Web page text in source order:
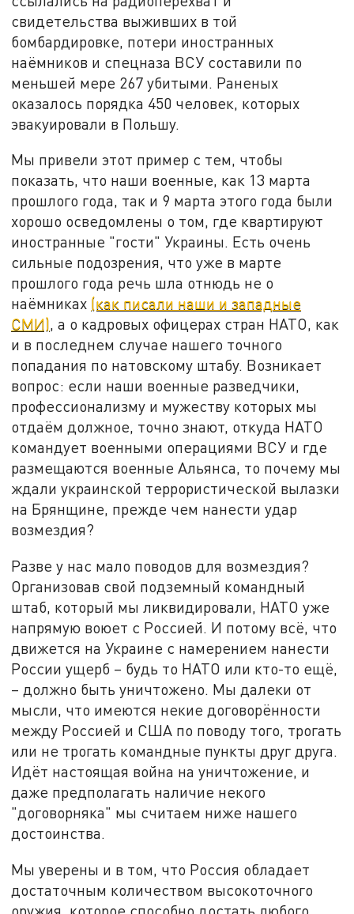
свидетельства выживших в той
бомбардировке, потери иностранных
наёмников и спецназа ВСУ составили по
меньшей мере 267 убитыми. Раненых
оказалось порядка 450 человек, которых
эвакуировали в Польшу.
Мы привели этот пример с тем, чтобы
показать, что наши военные, как 13 марта
прошлого года, так и 9 марта этого года были
хорошо осведомлены о том, где квартируют
иностранные "гости" Украины. Есть очень
сильные подозрения, что уже в марте
прошлого года речь шла отнюдь не о
наёмниках (как писали наши и западные
СМИ), а о кадровых офицерах стран НАТО, как
и в последнем случае нашего точного
попадания по натовскому штабу. Возникает
вопрос: если наши военные разведчики,
профессионализму и мужеству которых мы
отдаём должное, точно знают, откуда НАТО
командует военными операциями ВСУ и где
размещаются военные Альянса, то почему мы
ждали украинской террористической вылазки
на Брянщине, прежде чем нанести удар
возмездия?
Разве у нас мало поводов для возмездия?
Организовав свой подземный командный
штаб, который мы ликвидировали, НАТО уже
напрямую воюет с Россией. И потому всё, что
движется на Украине с намерением нанести
России ущерб – будь то НАТО или кто-то ещё,
– должно быть уничтожено. Мы далеки от
мысли, что имеются некие договорённости
между Россией и США по поводу того, трогать
или не трогать командные пункты друг друга.
Идёт настоящая война на уничтожение, и
даже предполагать наличие некого
"договорняка" мы считаем ниже нашего
достоинства.
Мы уверены и в том, что Россия обладает
достаточным количеством высокоточного
оружия, которое способно достать любого